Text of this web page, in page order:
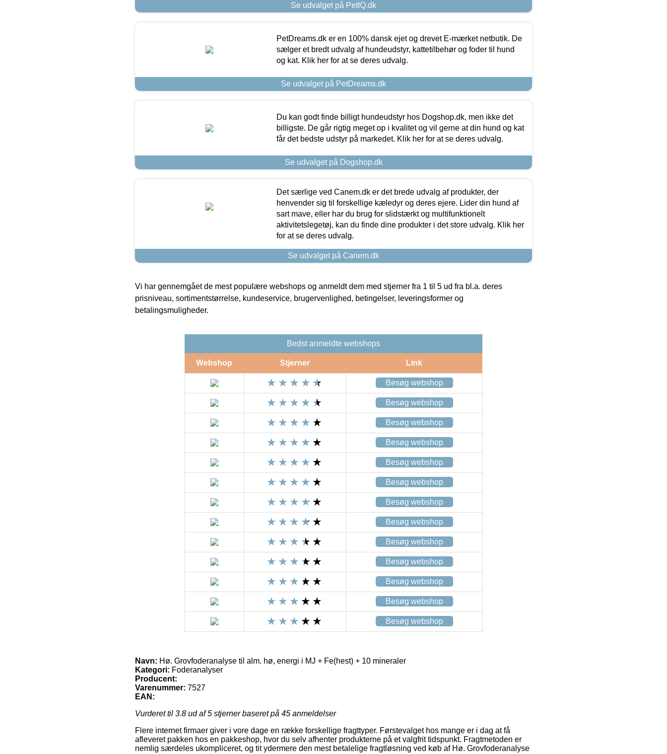
Se udvalget på PetIQ.dk
PetDreams.dk er en 100% dansk ejet og drevet E-mærket netbutik. De
sælger et bredt udvalg af hundeudstyr, kattetilbehør og foder til hund
og kat. Klik her for at se deres udvalg.
Se udvalget på PetDreams.dk
Du kan godt finde billigt hundeudstyr hos Dogshop.dk, men ikke det
billigste. De går rigtig meget op i kvalitet og vil gerne at din hund og kat
får det bedste udstyr på markedet. Klik her for at se deres udvalg.
Se udvalget på Dogshop.dk
Det særlige ved Canem.dk er det brede udvalg af produkter, der
henvender sig til forskellige kæledyr og deres ejere. Lider din hund af
sart mave, eller har du brug for slidstærkt og multifunktionelt
aktivitetslegetøj, kan du finde dine produkter i det store udvalg. Klik her
for at se deres udvalg.
Se udvalget på Canem.dk
Vi har gennemgået de mest populære webshops og anmeldt dem med stjerner fra 1 til 5 ud fra bl.a. deres
prisniveau, sortimentstørrelse, kundeservice, brugervenlighed, betingelser, leveringsformer og
betalingsmuligheder.
Bedst anmeldte webshops
Webshop Stjerner Link
Besøg webshop
Besøg webshop
Besøg webshop
Besøg webshop
Besøg webshop
Besøg webshop
Besøg webshop
Besøg webshop
Besøg webshop
Besøg webshop
Besøg webshop
Besøg webshop
Besøg webshop
Navn: Hø. Grovfoderanalyse til alm. hø, energi i MJ + Fe(hest) + 10 mineraler
Kategori: Foderanalyser
Producent:
Varenummer: 7527
EAN:
Vurderet til 3.8 ud af 5 stjerner baseret på 45 anmeldelser
Flere internet firmaer giver i vore dage en række forskellige fragttyper. Førstevalget hos mange er i dag at få
afleveret pakken hos en pakkeshop, hvor du selv afhenter produkterne på et valgfrit tidspunkt. Fragtmetoden er
nemlig særdeles ukompliceret, og tit ydermere den mest betalelige fragtløsning ved køb af Hø. Grovfoderanalyse